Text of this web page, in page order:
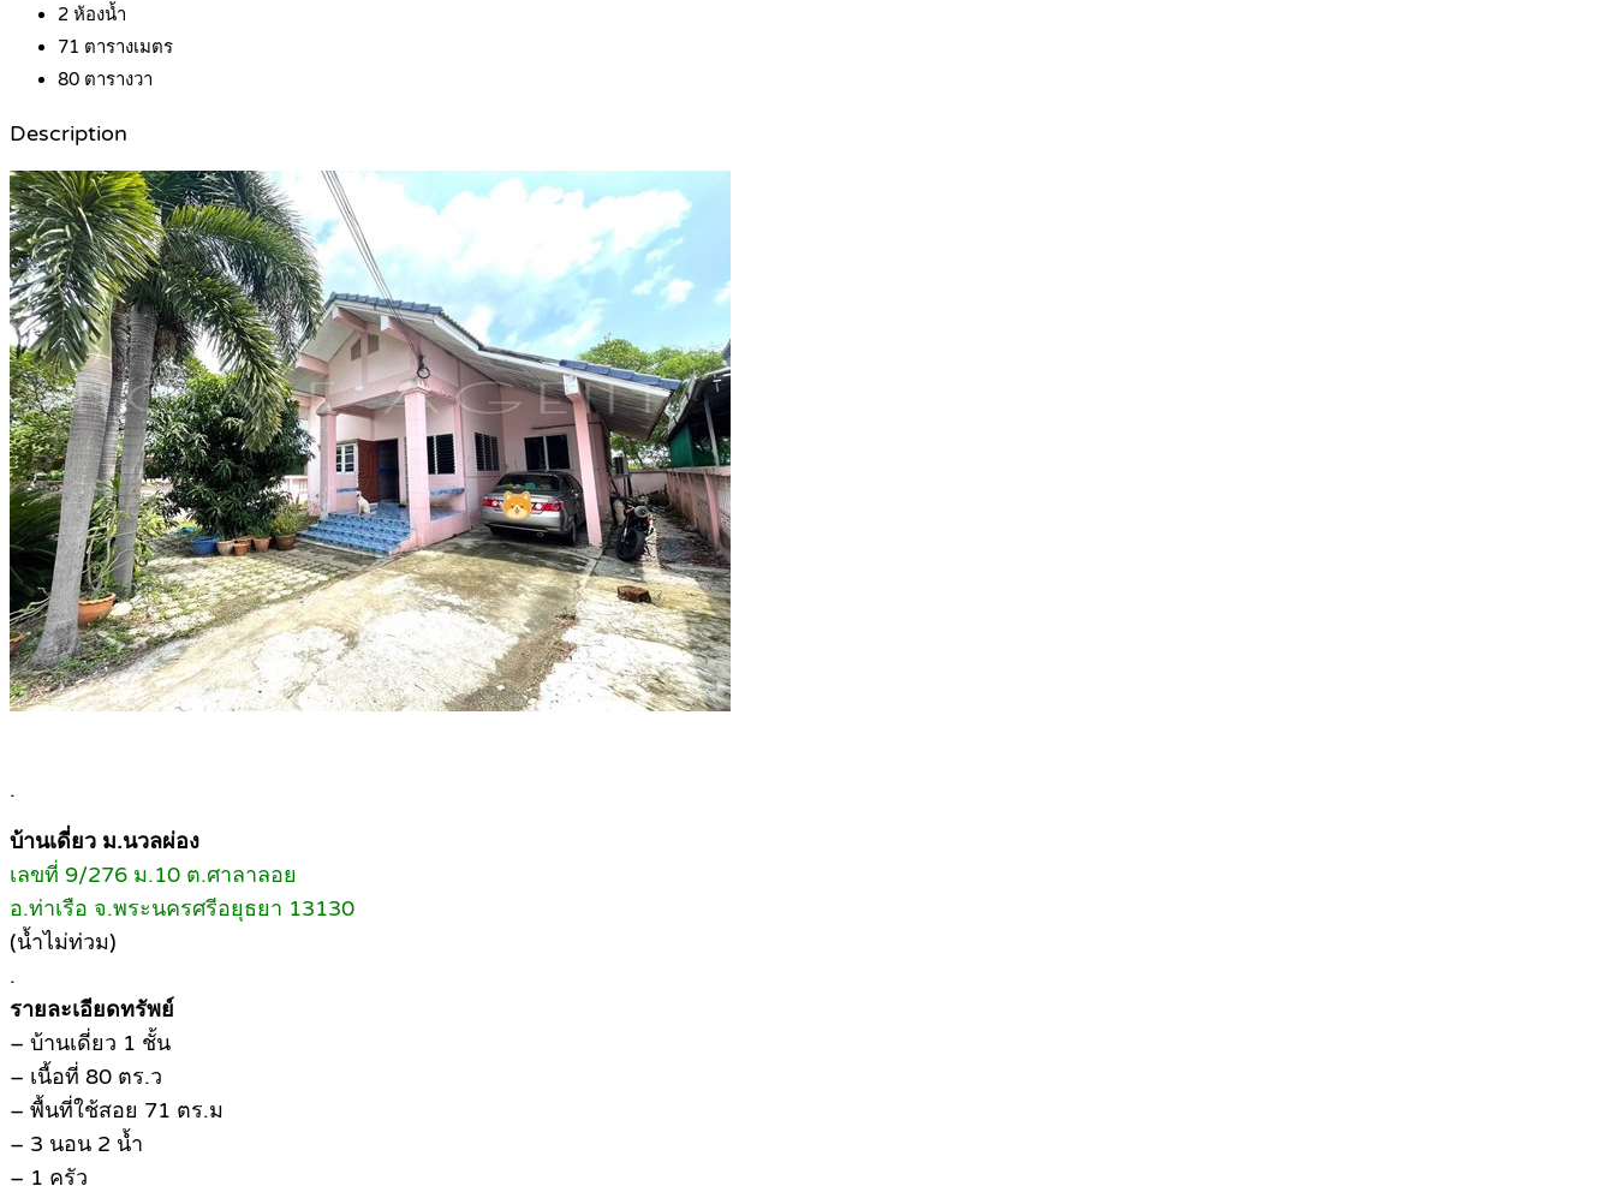
2 ห้องน้ำ
71 ตารางเมตร
80 ตารางวา
Description
.
บ้านเดี่ยว ม.นวลผ่อง
เลขที่ 9/276 ม.10 ต.ศาลาลอย
อ.ท่าเรือ จ.พระนครศรีอยุธยา 13130
(น้ำไม่ท่วม)
.
รายละเอียดทรัพย์
– บ้านเดี่ยว 1 ชั้น
– เนื้อที่ 80 ตร.ว
– พื้นที่ใช้สอย 71 ตร.ม
– 3 นอน 2 น้ำ
– 1 ครัว